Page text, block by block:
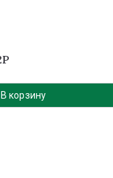
В корзину